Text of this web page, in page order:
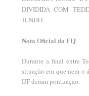
DIVIDIDA COM
JUNHO.
Nota Oficial da FIJ
Durante a final entre
situação em que nem o
IJF deram pontuação.